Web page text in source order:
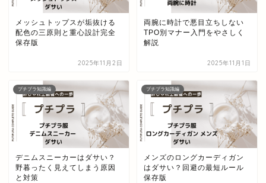
メッシュトップスが垢抜ける
配色の三原則と重心設計完全
保存版
2025年11月2日
両腕に時計で悪目立ちしない
TPO別マナー入門をやさしく
解説
2025年11月1日
プチプラ知識編
デニムスニーカーはダサい？
野暮ったく見えてしまう原因
と対策
プチプラ知識編
メンズのロングカーディガン
はダサい？回避の最短ルール
保存版